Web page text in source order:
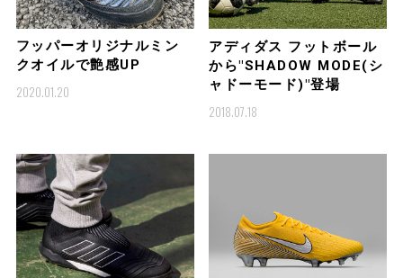
フッパーオリジナルミン
クオイルで艶感UP
2020.01.20
アディダス フットボール
から"SHADOW MODE(シ
ャドーモード)"登場
2018.07.18